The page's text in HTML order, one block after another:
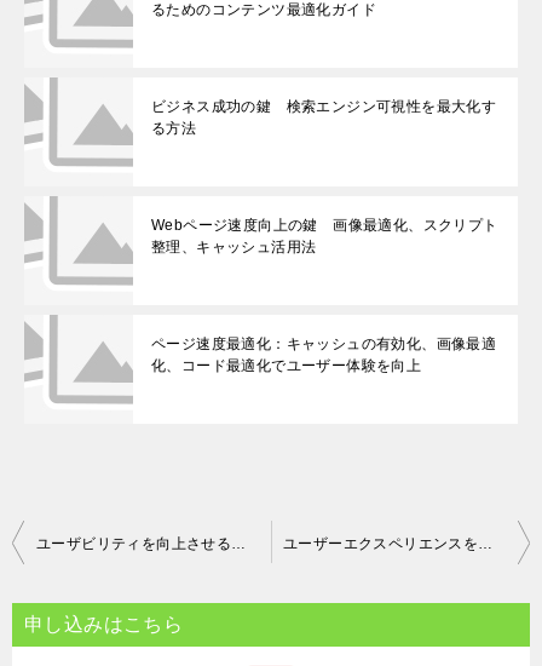
るためのコンテンツ最適化ガイド
ビジネス成功の鍵 検索エンジン可視性を最大化す
る方法
Webページ速度向上の鍵 画像最適化、スクリプト
整理、キャッシュ活用法
ページ速度最適化：キャッシュの有効化、画像最適
化、コード最適化でユーザー体験を向上
投
ナ
ユーザビリティを向上させる！効果的なナビゲーションメニュー設計の基本 ユーザーエクスペリエンスを向上させるための効果的なサイト構造改善法
申し込みはこちら